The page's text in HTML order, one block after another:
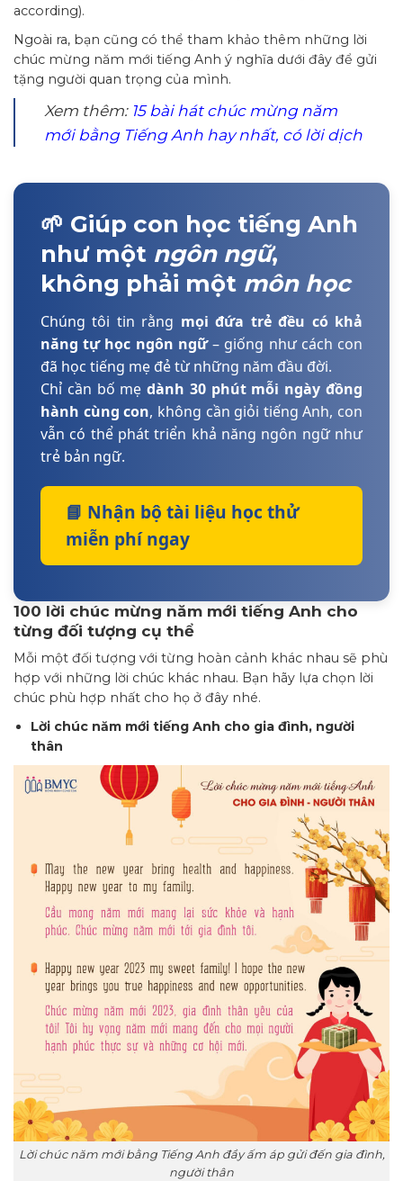
according).
Ngoài ra, bạn cũng có thể tham khảo thêm những lời
chúc mừng năm mới tiếng Anh ý nghĩa dưới đây để gửi
tặng người quan trọng của mình.
Xem thêm: 15 bài hát chúc mừng năm
mới bằng Tiếng Anh hay nhất, có lời dịch
🌱 Giúp con học tiếng Anh
như một ngôn ngữ,
không phải một môn học
Chúng tôi tin rằng mọi đứa trẻ đều có khả
năng tự học ngôn ngữ– giống như cách con
đã học tiếng mẹ đẻ từ những năm đầu đời.
Chỉ cần bố mẹdành 30 phút mỗi ngày đồng
hành cùng con, không cần giỏi tiếng Anh, con
vẫn có thể phát triển khả năng ngôn ngữ như
trẻ bản ngữ.
📘 Nhận bộ tài liệu học thử
miễn phí ngay
100 lời chúc mừng năm mới tiếng Anh cho
từng đối tượng cụ thể
Mỗi một đối tượng với từng hoàn cảnh khác nhau sẽ phù
hợp với những lời chúc khác nhau. Bạn hãy lựa chọn lời
chúc phù hợp nhất cho họ ở đây nhé.
Lời chúc năm mới tiếng Anh cho gia đình, người
thân
Lời chúc năm mới bằng Tiếng Anh đầy ấm áp gửi đến gia đình,
người thân